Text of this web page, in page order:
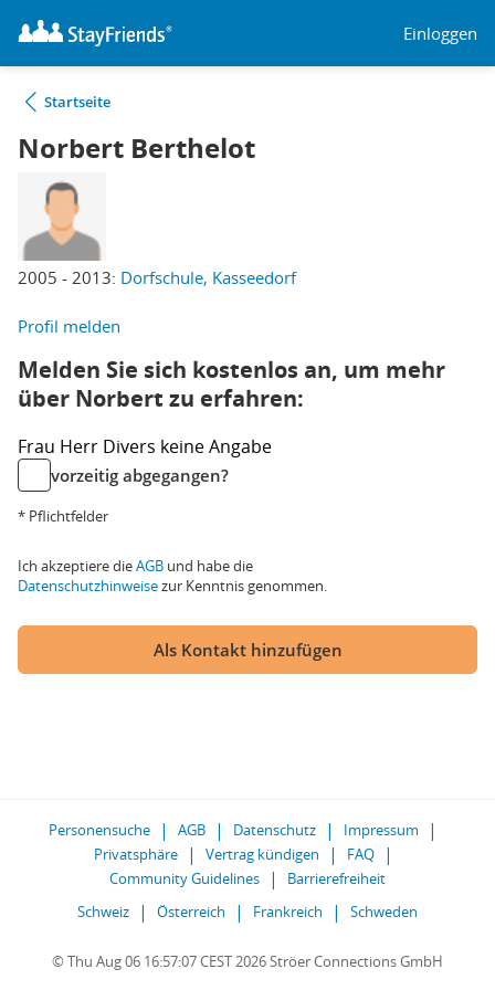
Einloggen
Startseite
Norbert Berthelot
2005 - 2013: Dorfschule, Kasseedorf
Profil melden
Melden Sie sich kostenlos an, um mehr
über Norbert zu erfahren:
Frau Herr Divers keine Angabe
vorzeitig abgegangen?
* Pflichtfelder
Ich akzeptiere dieAGB und habe die
Datenschutzhinweisezur Kenntnis genommen.
Als Kontakt hinzufügen
Personensuche AGB Datenschutz
Impressum
Privatsphäre
Vertrag kündigen
FAQ
Community Guidelines
Barrierefreiheit
Schweiz
Österreich Frankreich Schweden
© Thu Aug 06 16:57:07 CEST 2026 Ströer Connections GmbH